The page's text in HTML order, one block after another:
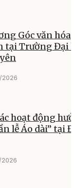
Góc văn hóa
tại Trường Đại
2026
hoạt động
lễ Áo dài” tại
2026